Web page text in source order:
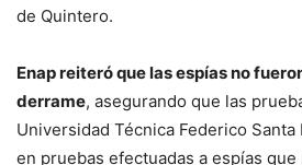
de Quintero.
Enap reiteró que las espías no
derrame, asegurando que las
Universidad Técnica Federico Santa
en pruebas efectuadas a espías